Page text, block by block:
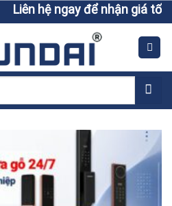
Liên hệ ngay để nhận giá tốt